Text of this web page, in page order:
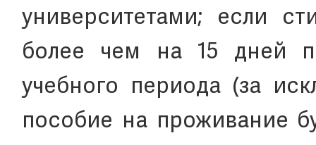
университетами; если
более чем на 15 дней
учебного периода (за
пособие на проживание